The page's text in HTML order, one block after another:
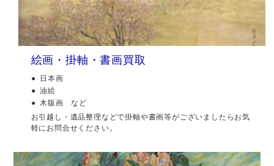
絵画・掛軸・書画買取
日本画
油絵
木版画 など
お引越し・遺品整理などで掛軸や書画等がございましたらお気
軽にお問合せください。